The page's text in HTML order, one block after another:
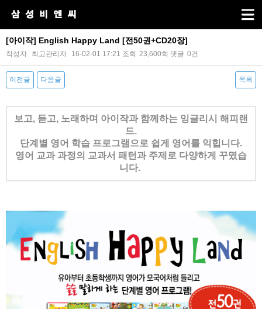
[아이작] English Happy Land [전50권+CD20장]
작성자 최고관리자 16-02-01 17:21 조회 23,600회 댓글 0건
이전글 다음글 목록
본문
보고, 듣고, 노래하며 아이작과 함께하는 잉글리시 해피랜
드.
단계별 영어 학습 프로그램으로 쉽게 영어를 익힙니다.
영어 교과 과정의 교과서 패턴과 주제로 다양하게 꾸몄습
니다.